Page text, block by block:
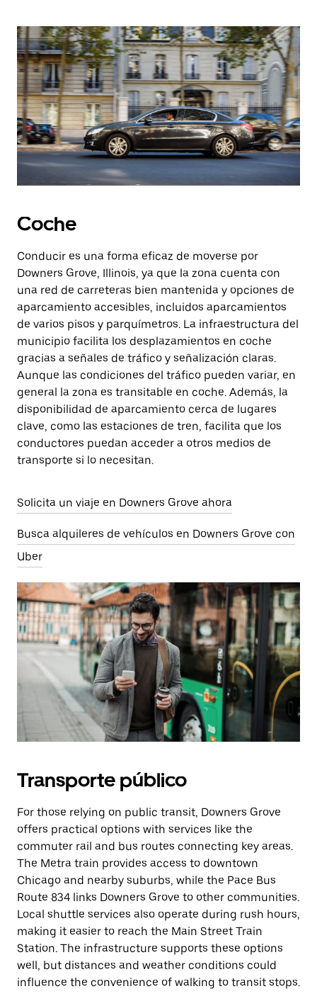
Coche
Conducir es una forma eficaz de moverse por
Downers Grove, Illinois, ya que la zona cuenta con
una red de carreteras bien mantenida y opciones de
aparcamiento accesibles, incluidos aparcamientos
de varios pisos y parquímetros. La infraestructura del
municipio facilita los desplazamientos en coche
gracias a señales de tráfico y señalización claras.
Aunque las condiciones del tráfico pueden variar, en
general la zona es transitable en coche. Además, la
disponibilidad de aparcamiento cerca de lugares
clave, como las estaciones de tren, facilita que los
conductores puedan acceder a otros medios de
transporte si lo necesitan.
Solicita un viaje en Downers Grove ahora
Busca alquileres de vehículos en Downers Grove con
Uber
Transporte público
For those relying on public transit, Downers Grove
offers practical options with services like the
commuter rail and bus routes connecting key areas.
The Metra train provides access to downtown
Chicago and nearby suburbs, while the Pace Bus
Route 834 links Downers Grove to other communities.
Local shuttle services also operate during rush hours,
making it easier to reach the Main Street Train
Station. The infrastructure supports these options
well, but distances and weather conditions could
influence the convenience of walking to transit stops.